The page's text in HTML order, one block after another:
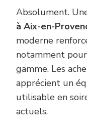
Absolument.
à Aix-en-
moderne
notamment
gamme. Les
apprécient un
utilisable en
actuels.